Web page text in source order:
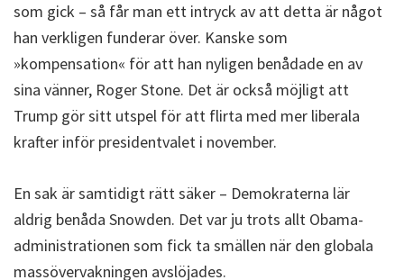
som gick – så får man ett intryck av att detta är något
han verkligen funderar över. Kanske som
»kompensation« för att han nyligen benådade en av
sina vänner, Roger Stone. Det är också möjligt att
Trump gör sitt utspel för att flirta med mer liberala
krafter inför presidentvalet i november.
En sak är samtidigt rätt säker – Demokraterna lär
aldrig benåda Snowden. Det var ju trots allt Obama-
administrationen som fick ta smällen när den globala
massövervakningen avslöjades.